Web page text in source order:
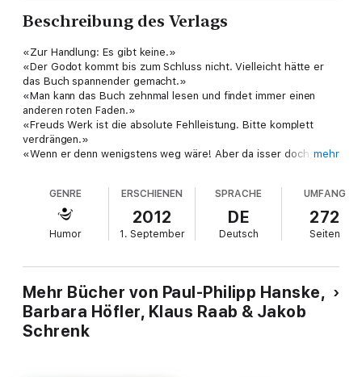
Beschreibung des Verlags
«Zur Handlung: Es gibt keine.»
«Der Godot kommt bis zum Schluss nicht. Vielleicht hätte er
das Buch spannender gemacht.»
«Man kann das Buch zehnmal lesen und findet immer einen
anderen roten Faden.»
«Freuds Werk ist die absolute Fehlleistung. Bitte komplett
verdrängen.»
«Wenn er denn wenigstens weg wäre! Aber da isser doch,
schreib halt nicht drüber!»
«Der Horror ging schon los, als ich das Buch sah: 1200
«Es geht, wie immer bei den Schweden, nur um rote Häuser
einem arg unter den Augen wegbröselt.»
Im Internet gibt es jede Menge Möglichkeiten, seine Meinung zu
Büchern loszuwerden. Bei Onlinehändlern und in Leserforen
wird gelobt und gelästert, tiefschürfend analysiert oder einfach
drauflosschwadroniert. So eröffnen sich überraschende
mehr
GENRE
Humor
ERSCHIENEN
2012
1. September
SPRACHE
DE
Deutsch
UMFANG
272
Seiten
Mehr Bücher von Paul-Philipp Hanske,
Barbara Höfler, Klaus Raab & Jakob
Schrenk